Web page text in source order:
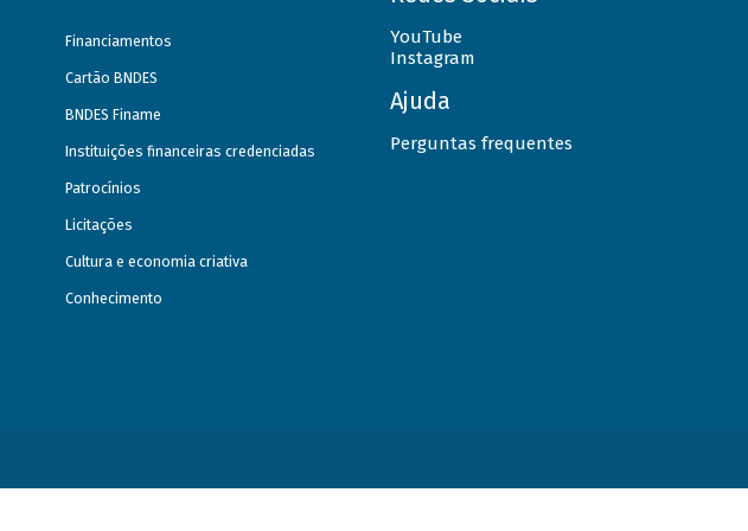
Financiamentos
Cartão BNDES
BNDES Finame
Instituições financeiras credenciadas
Patrocínios
Licitações
Cultura e economia criativa
Conhecimento
YouTube
Instagram
Ajuda
Perguntas frequentes